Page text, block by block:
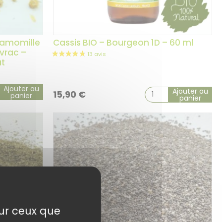
–
Ajouter au
panier
Cassis BIO – Bourgeon 1D – 60 ml
15,90 € Ajouter au
panier
ceux que